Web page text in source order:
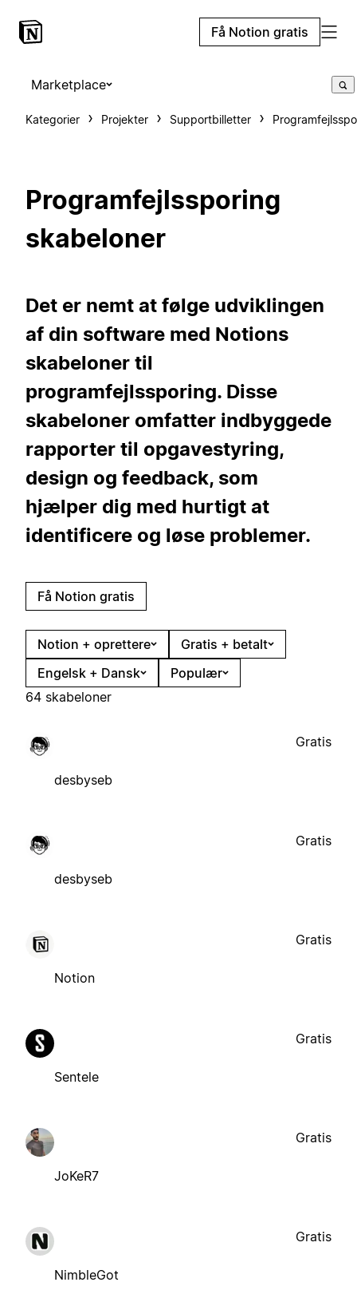
Få Notion gratis
Marketplace
Kategorier Projekter Supportbilletter
Programfejlssporing
skabeloner
Det er nemt at følge udviklingen
af din software med Notions
skabeloner til
programfejlssporing. Disse
skabeloner omfatter indbyggede
rapporter til opgavestyring,
design og feedback, som
hjælper dig med hurtigt at
identificere og løse problemer.
Få Notion gratis
Notion + oprettere
Gratis + betalt
Engelsk + Dansk
Populær
64 skabeloner
desbyseb
Gratis
desbyseb
Gratis
Notion
Gratis
Sentele
Gratis
JoKeR7
Gratis
NimbleGot
Gratis